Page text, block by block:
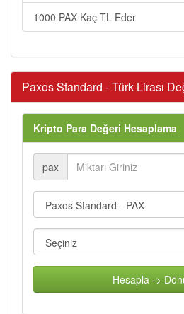
1000 PAX Kaç TL Eder
Paxos Standard - Türk Lirası
Kripto Para Değeri Hesaplama
pax
Hesapla ->